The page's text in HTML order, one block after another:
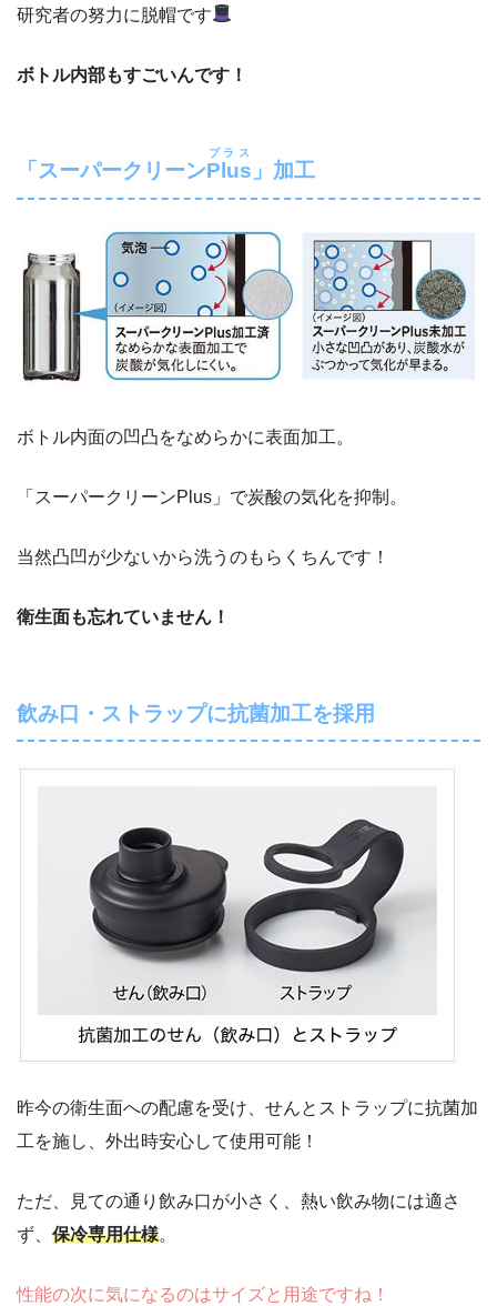
研究者の努力に脱帽です
ボトル内部もすごいんです！
「スーパークリーンPlus
プラス
」加工
ボトル内面の凹凸をなめらかに表面加工。
「スーパークリーンPlus」で炭酸の気化を抑制。
当然凸凹が少ないから洗うのもらくちんです！
衛生面も忘れていません！
飲み口・ストラップに抗菌加工を採用
昨今の衛生面への配慮を受け、せんとストラップに抗菌加
工を施し、外出時安心して使用可能！
ただ、見ての通り飲み口が小さく、熱い飲み物には適さ
ず、 保冷専用仕様。
性能の次に気になるのはサイズと用途ですね！